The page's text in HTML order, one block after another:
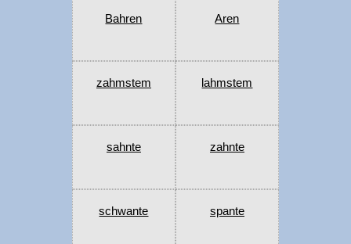
Bahren Aren
zahmstem lahmstem
sahnte zahnte
schwante spante